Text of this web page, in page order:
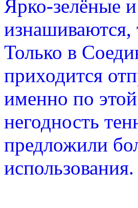
Ярко-зелёные
изнашиваются,
Только в
приходится
именно по
негодность
предложили